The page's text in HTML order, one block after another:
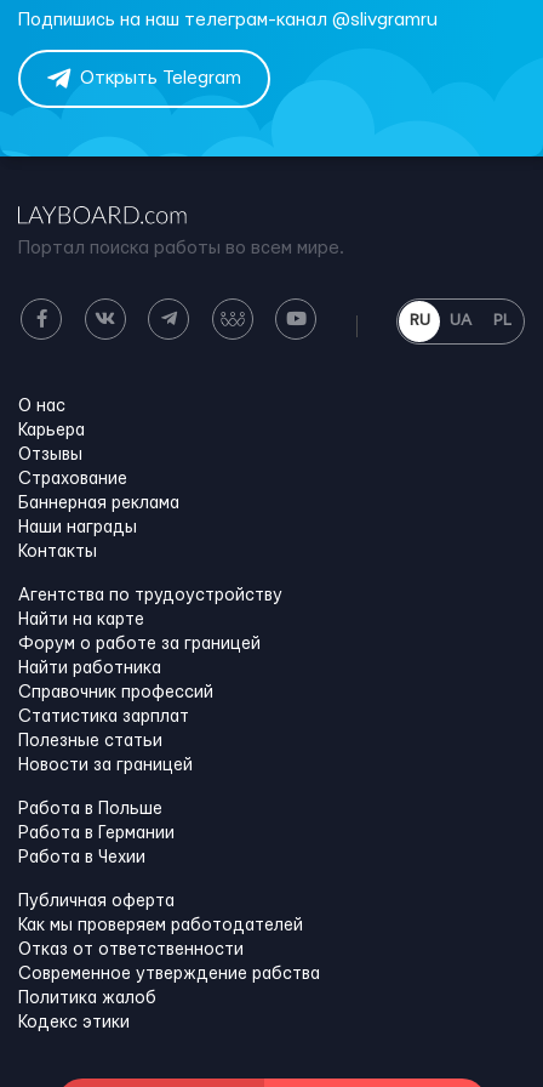
Подпишись на наш телеграм-канал @slivgramru
Открыть Telegram
Портал поиска работы во всем мире.
RU UA PL
О нас
Карьера
Отзывы
Страхование
Баннерная реклама
Наши награды
Контакты
Агентства по трудоустройству
Найти на карте
Форум о работе за границей
Найти работника
Справочник профессий
Статистика зарплат
Полезные статьи
Новости за границей
Работа в Польше
Работа в Германии
Работа в Чехии
Публичная оферта
Как мы проверяем работодателей
Отказ от ответственности
Современное утверждение рабства
Политика жалоб
Кодекс этики